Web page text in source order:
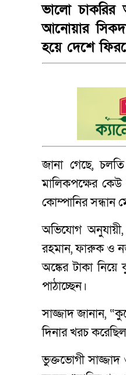
ভালো
আনোয়ার
হয়ে দেশে
জানা গেছে,
মালিকপক্ষের
কোম্পানির সন্ধান
অভিযোগ অনুযায়ী,
রহমান, ফারুক ও
অঙ্কের টাকা
পাঠাচ্ছেন।
সাজ্জাদ জানান,
দিনার খরচ
ভুক্তভোগী সাজ্জাদ